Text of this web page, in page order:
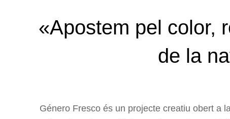
«Apostem pel color,
de la
Género Fresco és un projecte creatiu obert a